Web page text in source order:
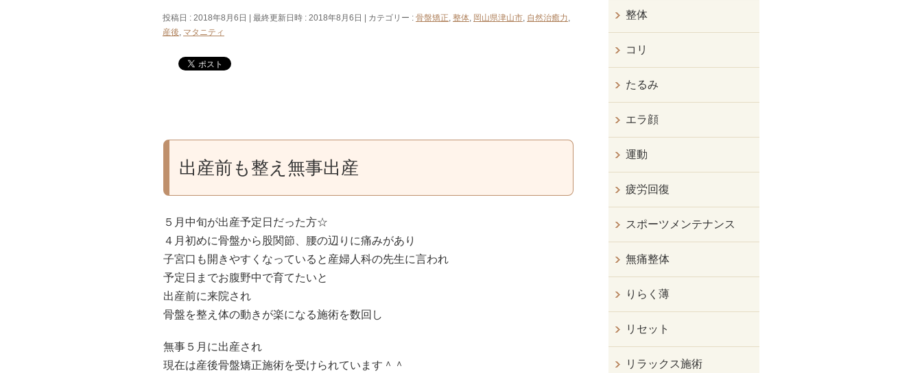
投稿日 : 2018年8月6日 最終更新日時 : 2018年8月6日 カテゴリー : 骨盤矯正, 整体, 岡山県津山市, 自然治癒力,
産後, マタニティ
出産前も整え無事出産
５月中旬が出産予定日だった方☆
４月初めに骨盤から股関節、腰の辺りに痛みがあり
子宮口も開きやすくなっていると産婦人科の先生に言われ
予定日までお腹野中で育てたいと
出産前に来院され
骨盤を整え体の動きが楽になる施術を数回し
無事５月に出産され
現在は産後骨盤矯正施術を受けられています＾＾
整体
コリ
たるみ
エラ顔
運動
疲労回復
スポーツメンテナンス
無痛整体
りらく薄
リセット
リラックス施術